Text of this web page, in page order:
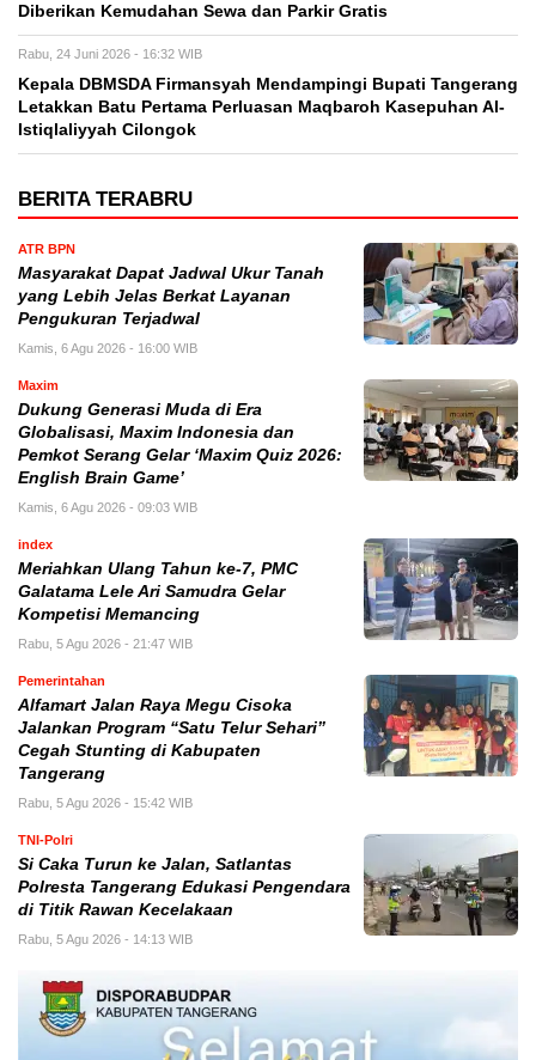
Diberikan Kemudahan Sewa dan Parkir Gratis
Rabu, 24 Juni 2026 - 16:32 WIB
Kepala DBMSDA Firmansyah Mendampingi Bupati Tangerang
Letakkan Batu Pertama Perluasan Maqbaroh Kasepuhan Al-
Istiqlaliyyah Cilongok
BERITA TERABRU
ATR BPN
Masyarakat Dapat Jadwal Ukur Tanah
yang Lebih Jelas Berkat Layanan
Pengukuran Terjadwal
Kamis, 6 Agu 2026 - 16:00 WIB
Maxim
Dukung Generasi Muda di Era
Globalisasi, Maxim Indonesia dan
Pemkot Serang Gelar ‘Maxim Quiz 2026:
English Brain Game’
Kamis, 6 Agu 2026 - 09:03 WIB
index
Meriahkan Ulang Tahun ke-7, PMC
Galatama Lele Ari Samudra Gelar
Kompetisi Memancing
Rabu, 5 Agu 2026 - 21:47 WIB
Pemerintahan
Alfamart Jalan Raya Megu Cisoka
Jalankan Program “Satu Telur Sehari”
Cegah Stunting di Kabupaten
Tangerang
Rabu, 5 Agu 2026 - 15:42 WIB
TNI-Polri
Si Caka Turun ke Jalan, Satlantas
Polresta Tangerang Edukasi Pengendara
di Titik Rawan Kecelakaan
Rabu, 5 Agu 2026 - 14:13 WIB